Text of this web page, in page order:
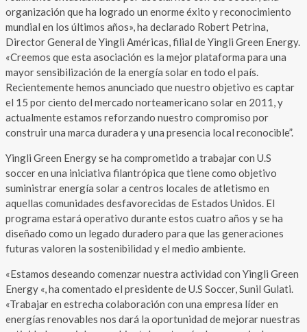
organización que ha logrado un enorme éxito y reconocimiento
mundial en los últimos años», ha declarado Robert Petrina,
Director General de Yingli Américas, filial de Yingli Green Energy.
«Creemos que esta asociación es la mejor plataforma para una
mayor sensibilización de la energía solar en todo el país.
Recientemente hemos anunciado que nuestro objetivo es captar
el 15 por ciento del mercado norteamericano solar en 2011, y
actualmente estamos reforzando nuestro compromiso por
construir una marca duradera y una presencia local reconocible”.
Yingli Green Energy se ha comprometido a trabajar con U.S
soccer en una iniciativa filantrópica que tiene como objetivo
suministrar energía solar a centros locales de atletismo en
aquellas comunidades desfavorecidas de Estados Unidos. El
programa estará operativo durante estos cuatro años y se ha
diseñado como un legado duradero para que las generaciones
futuras valoren la sostenibilidad y el medio ambiente.
«Estamos deseando comenzar nuestra actividad con Yingli Green
Energy «, ha comentado el presidente de U.S Soccer, Sunil Gulati.
«Trabajar en estrecha colaboración con una empresa líder en
energías renovables nos dará la oportunidad de mejorar nuestras